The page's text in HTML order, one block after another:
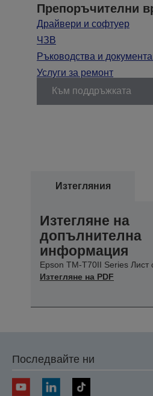
Препоръчителни
Драйвери и софтуер
ЧЗВ
Ръководства и
Услуги за ремонт
Към поддръжката
Изтегляния
Изтегляне на
допълнителна
информация
Epson TM-T70II Series
Изтегляне на PDF
Последвайте ни